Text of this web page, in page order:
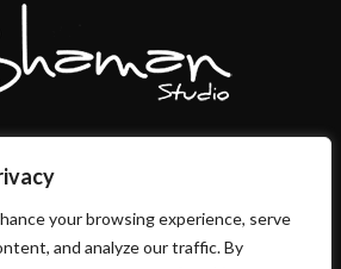
your browsing experience, serve
and analyze our traffic. By
et politique de confidentialité
CGU/CGV